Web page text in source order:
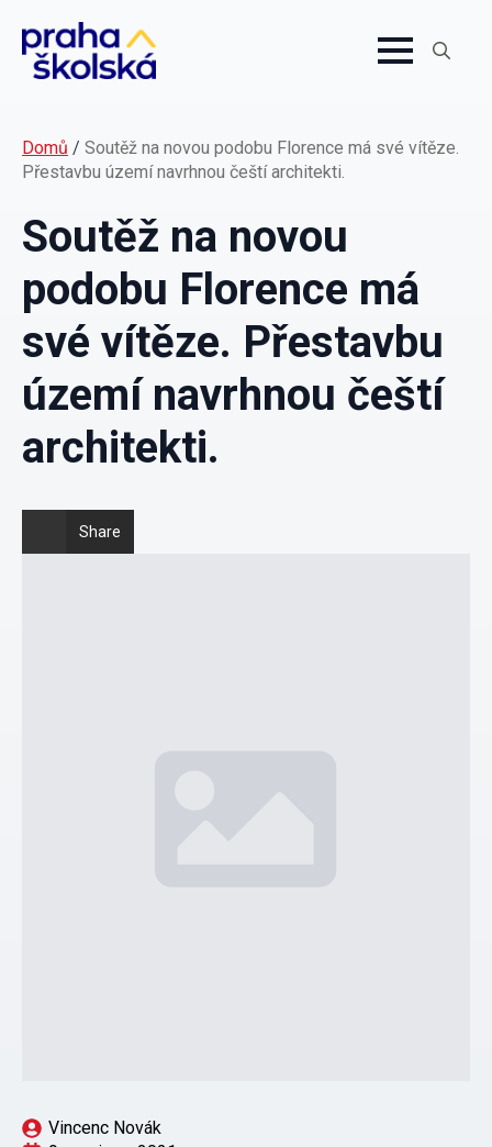
Domů / Soutěž na novou podobu Florence má své vítěze.
Přestavbu území navrhnou čeští architekti.
Soutěž na novou
podobu Florence má
své vítěze. Přestavbu
území navrhnou čeští
architekti.
Share
Vincenc Novák